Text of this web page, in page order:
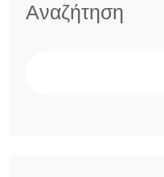
Αναζήτηση